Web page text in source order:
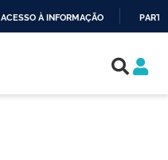
ACESSO À INFORMAÇÃO